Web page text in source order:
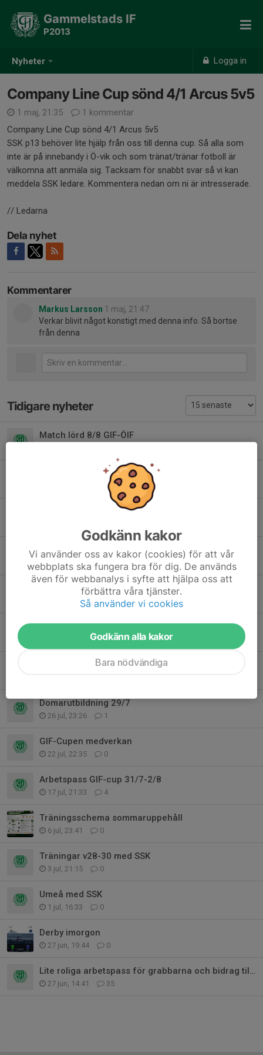
Nyheter Logga in
Gammelstads IF
P2013
Company Line Cup sönd 4/1 Arcus 5v5
1 maj, 21:35
1 kommentar
Company Line Cup sönd 4/1 Arcus 5v5
SSK p13 behöver lite hjälp från oss till denna cup. Så alla som
inte är på innebandy i Ö-vik och som tränat/tränar fotboll är
välkomna att anmäla sig. Tacksam för snabbt svar så vi kan
meddela SSK ledare. Kommentera nedan om ni är intresserade.
// Ledarna
Dela nyhet
Kommentarer
Markus Larsson 1 maj, 21:47
Verkar blivit något konstigt med denna info. Så bortse
från denna
Tidigare nyheter
Match lörd 8/8 GIF-ÖIF
Inställd fys Niporna
Match p12 Lira-GIF onsd 5/8
Kvartsfinal kl 10.00
1 aug, 17:38
Spelschema GIF-cupen
29 jul, 19:52 0
Dagens träning konstgräset
0
Arbetsbeskrivningar GIF-cup
Domarutbildning 29/7
26 jul, 23:26 1
GIF-Cupen medverkan
22 jul, 22:35 0
Arbetspass GIF-cup 31/7-2/8
17 jul, 21:33 4
Träningsschema sommaruppehåll
6 jul, 23:41 0
Träningar v28-30 med SSK
3 jul, 21:15 0
Umeå med SSK
1 jul, 16:33 0
Derby imorgon
27 jun, 19:44 0
Lite roliga arbetspass för grabbarna och bidrag till lagkassan!
27 jun, 14:41 35
Godkänn kakor
Vi använder oss av kakor (cookies) för att vår
webbplats ska fungera bra för dig. De används
även för webbanalys i syfte att hjälpa oss att
förbättra våra tjänster.
Så använder vi cookies
Godkänn alla kakor
Bara nödvändiga